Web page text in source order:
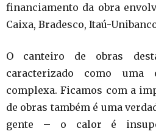
financiamento da obra
Caixa, Bradesco, Itaú-
O canteiro de obras
caracterizado como uma
complexa. Ficamos com a
de obras também é uma
gente – o calor é